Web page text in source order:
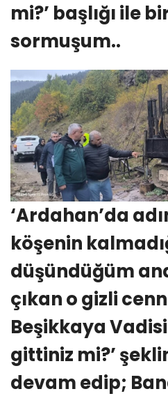
mi?’ başlığı ile
sormuşum..
‘Ardahan’da
köşenin
düşündüğüm
çıkan o gizli
Beşikkaya
gittiniz mi?’
devam edip;